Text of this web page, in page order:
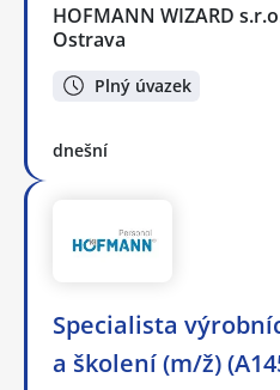
HOFMANN WIZARD
Ostrava
Plný úvazek
dnešní
Specialista
a školení (m/ž)